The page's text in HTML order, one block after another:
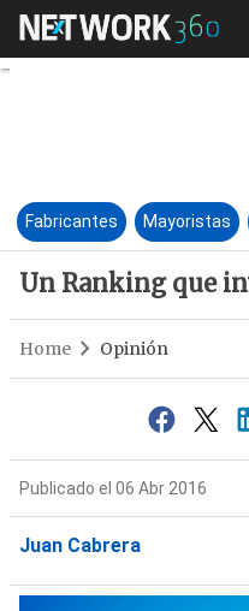
Fabricantes Mayoristas
Un Ranking que
Home Opinión
Publicado el 06 Abr 2016
Juan Cabrera